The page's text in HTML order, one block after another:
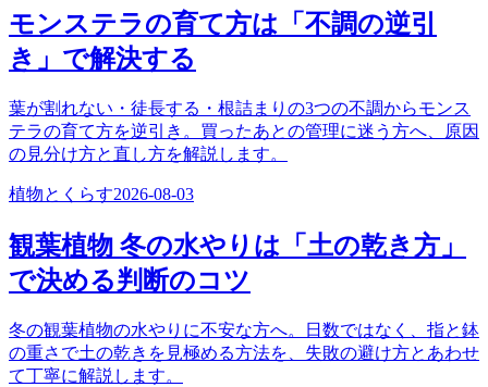
モンステラの育て方は「不調の逆引
き」で解決する
葉が割れない・徒長する・根詰まりの3つの不調からモンス
テラの育て方を逆引き。買ったあとの管理に迷う方へ、原因
の見分け方と直し方を解説します。
植物とくらす2026-08-03
観葉植物 冬の水やりは「土の乾き方」
で決める判断のコツ
冬の観葉植物の水やりに不安な方へ。日数ではなく、指と鉢
の重さで土の乾きを見極める方法を、失敗の避け方とあわせ
て丁寧に解説します。